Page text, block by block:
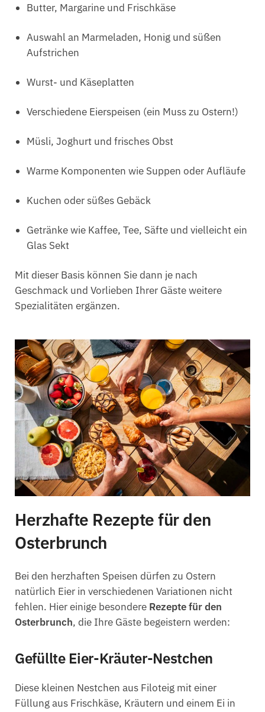
Butter, Margarine und Frischkäse
Auswahl an Marmeladen, Honig und süßen
Aufstrichen
Wurst- und Käseplatten
Verschiedene Eierspeisen (ein Muss zu Ostern!)
Müsli, Joghurt und frisches Obst
Warme Komponenten wie Suppen oder Aufläufe
Kuchen oder süßes Gebäck
Getränke wie Kaffee, Tee, Säfte und vielleicht ein
Glas Sekt
Mit dieser Basis können Sie dann je nach
Geschmack und Vorlieben Ihrer Gäste weitere
Spezialitäten ergänzen.
Herzhafte Rezepte für den
Osterbrunch
Bei den herzhaften Speisen dürfen zu Ostern
natürlich Eier in verschiedenen Variationen nicht
fehlen. Hier einige besondere Rezepte für den
Osterbrunch, die Ihre Gäste begeistern werden:
Gefüllte Eier-Kräuter-Nestchen
Diese kleinen Nestchen aus Filoteig mit einer
Füllung aus Frischkäse, Kräutern und einem Ei in